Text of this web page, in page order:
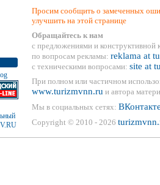
Просим сообщить о замеченных
улучшить на этой странице
Обращайтесь к нам
с предложениями и конструктивной
по вопросам рекламы: reklama at
с техническими вопросами: site at
При полном или частичном
www.turizmvnn.ru и автора
Мы в социальных сетях:
Copyright © 2010 - 2026